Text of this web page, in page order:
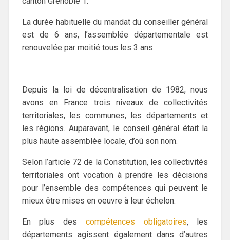
La durée habituelle du mandat du conseiller général
est de 6 ans, l’assemblée départementale est
renouvelée par moitié tous les 3 ans.
Depuis la loi de décentralisation de 1982, nous
avons en France trois niveaux de collectivités
territoriales, les communes, les départements et
les régions. Auparavant, le conseil général était la
plus haute assemblée locale, d’où son nom.
Selon l’article 72 de la Constitution, les collectivités
territoriales ont vocation à prendre les décisions
pour l’ensemble des compétences qui peuvent le
mieux être mises en oeuvre à leur échelon.
En plus des compétences obligatoires, les
départements agissent également dans d’autres